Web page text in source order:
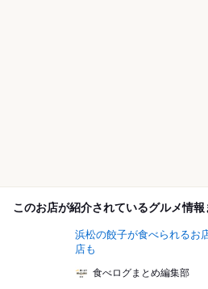
このお店が紹介されているグルメ情報
浜松の餃子が食べられるお
店も
食べログまとめ編集部